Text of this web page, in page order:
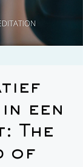
een
The
of